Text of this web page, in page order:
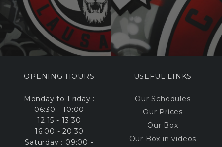
OPENING HOURS
Monday to Friday :
06:30 - 10:00
12:15 - 13:30
16:00 - 20:30
Saturday : 09:00 -
USEFUL LINKS
Our Schedules
Our Prices
Our Box
Our Box in videos